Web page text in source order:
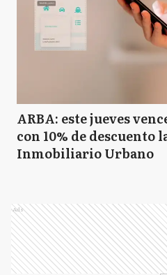
ARBA: este jueves
con 10% de descuento
Inmobiliario Urbano
Ads